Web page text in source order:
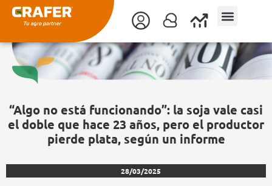
contenido
“Algo no está funcionando”: la soja vale casi
el doble que hace 23 años, pero el productor
pierde plata, según un informe
28/03/2025